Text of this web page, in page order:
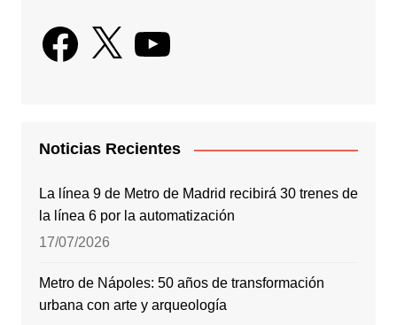
Facebook
X YouTube
Noticias Recientes
La línea 9 de Metro de Madrid recibirá 30 trenes de
la línea 6 por la automatización
17/07/2026
Metro de Nápoles: 50 años de transformación
urbana con arte y arqueología